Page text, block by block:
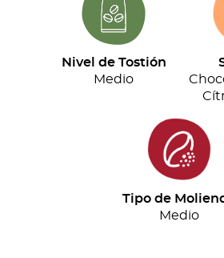
Nivel de Tostión
Medio
Tipo de
Medio